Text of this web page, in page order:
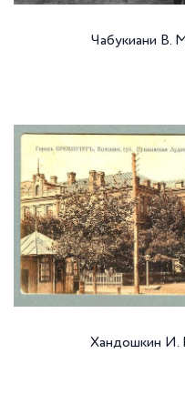
Чабукиани В.
Хандошкин И.